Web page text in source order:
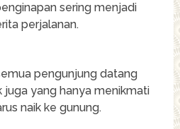
sering menjadi
perjalanan.
pengunjung datang
juga yang hanya menikmati
naik ke gunung.